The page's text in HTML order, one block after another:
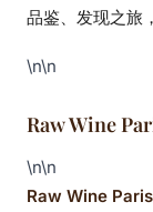
品鉴、发现之旅
\n\n
Raw Wine
\n\n
Raw Wine Paris